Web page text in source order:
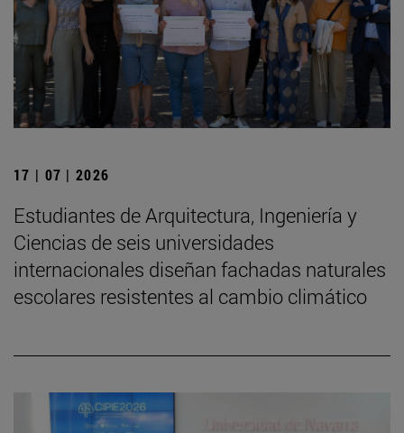
17 | 07 | 2026
Estudiantes de Arquitectura, Ingeniería y
Ciencias de seis universidades
internacionales diseñan fachadas naturales
escolares resistentes al cambio climático